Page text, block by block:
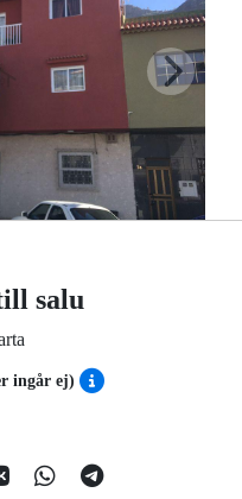
salu
ingår ej)